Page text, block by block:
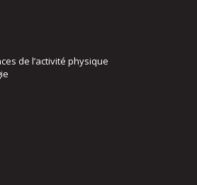
de l’activité physique